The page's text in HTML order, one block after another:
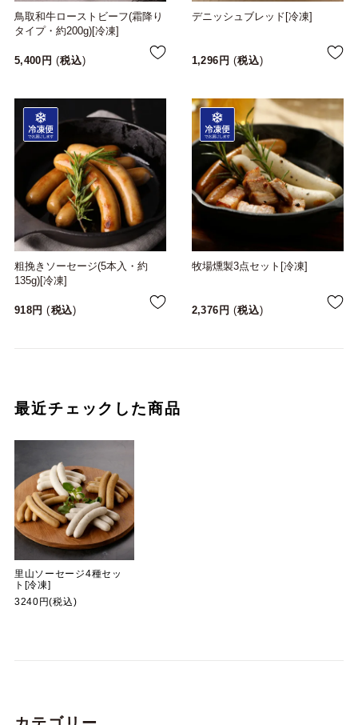
鳥取和牛ローストビーフ(霜降り
タイプ・約200g)[冷凍]
5,400 税込
デニッシュブレッド[冷凍]
1,296 税込
粗挽きソーセージ(5本入・約
135g)[冷凍]
918 税込
牧場燻製3点セット[冷凍]
2,376 税込
最近チェックした商品
里山ソーセージ4種セッ
ト[冷凍]
3240円(税込)